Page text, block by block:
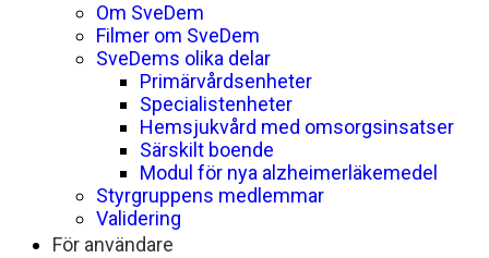
Om SveDem
Filmer om SveDem
SveDems olika delar
Primärvårdsenheter
Specialistenheter
Hemsjukvård med omsorgsinsatser
Särskilt boende
Modul för nya alzheimerläkemedel
Styrgruppens medlemmar
Validering
För användare